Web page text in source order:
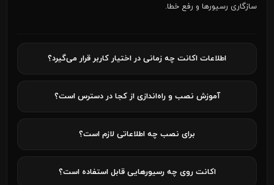
سازگاری رسیورها و رفع خطا.
اطلاعات اکانت چه زمانی در اختیار کاربر قرار می‌گیرد؟
آموزش نصب و راه‌اندازی از کجا در دسترس است؟
برای نصب چه اطلاعاتی لازم است؟
اکانت روی چه رسیورهایی قابل استفاده است؟